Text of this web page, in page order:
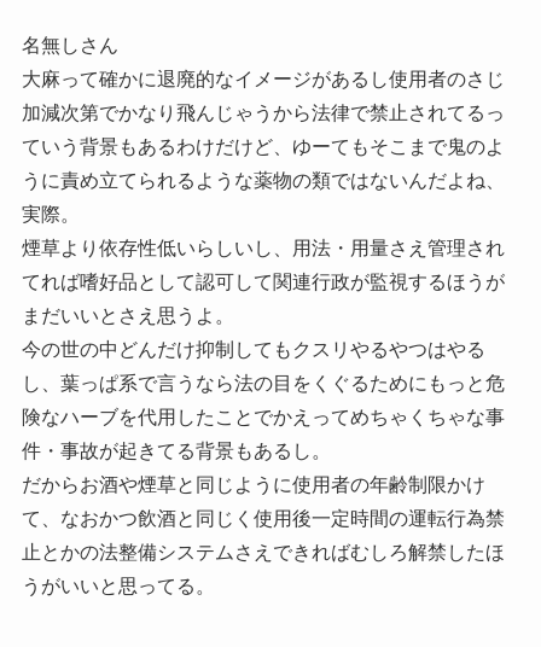
名無しさん
大麻って確かに退廃的なイメージがあるし使用者のさじ
加減次第でかなり飛んじゃうから法律で禁止されてるっ
ていう背景もあるわけだけど、ゆーてもそこまで鬼のよ
うに責め立てられるような薬物の類ではないんだよね、
実際。
煙草より依存性低いらしいし、用法・用量さえ管理され
てれば嗜好品として認可して関連行政が監視するほうが
まだいいとさえ思うよ。
今の世の中どんだけ抑制してもクスリやるやつはやる
し、葉っぱ系で言うなら法の目をくぐるためにもっと危
険なハーブを代用したことでかえってめちゃくちゃな事
件・事故が起きてる背景もあるし。
だからお酒や煙草と同じように使用者の年齢制限かけ
て、なおかつ飲酒と同じく使用後一定時間の運転行為禁
止とかの法整備システムさえできればむしろ解禁したほ
うがいいと思ってる。